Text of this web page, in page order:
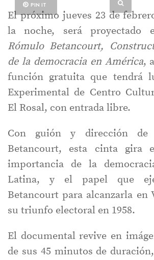
PIN IT
El próximo jueves 23 de
la noche, será proyectado
Rómulo Betancourt,
de la democracia en América,
función gratuita que tendrá
Experimental de Centro
El Rosal, con entrada libre.
Con guión y dirección de
Betancourt, esta cinta gira
importancia de la
Latina, y el papel que
Betancourt para alcanzarla en
su triunfo electoral en 1958.
El documental revive en
de sus 45 minutos de